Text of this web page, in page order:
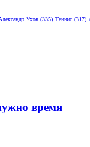
Ухов (335) Теннис (317)
время